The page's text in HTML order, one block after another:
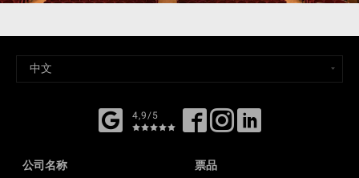
4,9/5
公司名称 票品